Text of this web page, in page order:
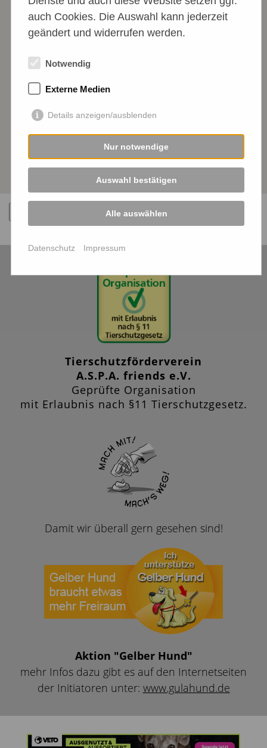
Tierschutzförderverein
A.S.P.A. friends e.V.
Geprüfte Organisation
mit Erlaubnis nach §11 Tierschutzgesetz.
Damit wir überall gern gesehen sind!
Aktion "Gelber Hund"
mehr Infos dazu gibt es auf den Internetseiten
der Initiatoren unter: www.gulahund.de
auch Cookies. Die Auswahl kann jederzeit
geändert und widerrufen werden.
Notwendig
Externe Medien
Details anzeigen/ausblenden
Nur notwendige
Auswahl bestätigen
Alle auswählen
Datenschutz Impressum